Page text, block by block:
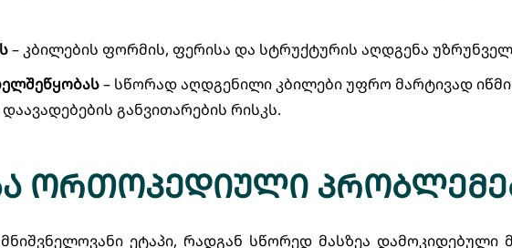
– კბილების ფორმის, ფერისა და სტრუქტურის აღდგენა
– სწორად აღდგენილი კბილები უფრო მარტივად
განვითარების რისკს.
ორთოპედიული
ეტაპი, რადგან სწორედ მასზეა